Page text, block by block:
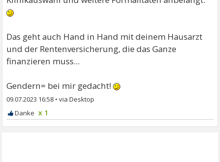
Das geht auch Hand in Hand mit deinem Hausarzt
und der Rentenversicherung, die das Ganze
finanzieren muss...
Gendern= bei mir gedacht!
09.07.2023 16:58 •
x 1